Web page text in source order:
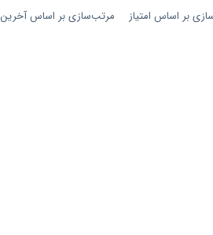
بر اساس امتیاز مرتب‌سازی بر اساس آخرین